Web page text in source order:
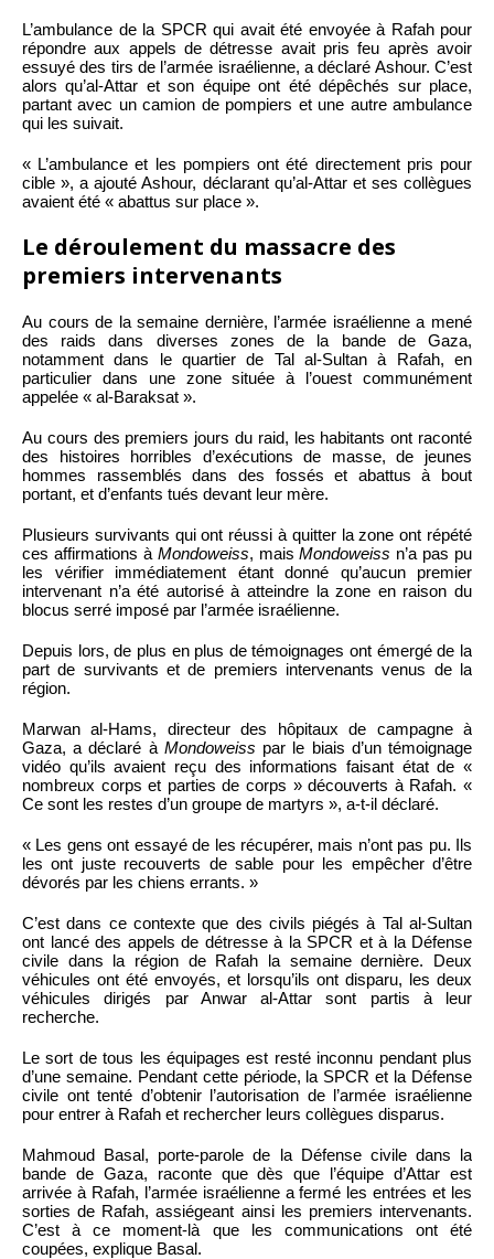
L’ambulance de la SPCR qui avait été envoyée à Rafah pour
répondre aux appels de détresse avait pris feu après avoir
essuyé des tirs de l’armée israélienne, a déclaré Ashour. C’est
alors qu’al-Attar et son équipe ont été dépêchés sur place,
partant avec un camion de pompiers et une autre ambulance
qui les suivait.
« L’ambulance et les pompiers ont été directement pris pour
cible », a ajouté Ashour, déclarant qu’al-Attar et ses collègues
avaient été « abattus sur place ».
Le déroulement du massacre des
premiers intervenants
Au cours de la semaine dernière, l’armée israélienne a mené
des raids dans diverses zones de la bande de Gaza,
notamment dans le quartier de Tal al-Sultan à Rafah, en
particulier dans une zone située à l’ouest communément
appelée « al-Baraksat ».
Au cours des premiers jours du raid, les habitants ont raconté
des histoires horribles d’exécutions de masse, de jeunes
hommes rassemblés dans des fossés et abattus à bout
portant, et d’enfants tués devant leur mère.
Plusieurs survivants qui ont réussi à quitter la zone ont répété
ces affirmations à Mondoweiss, maisMondoweiss n’a pas pu
les vérifier immédiatement étant donné qu’aucun premier
intervenant n’a été autorisé à atteindre la zone en raison du
blocus serré imposé par l’armée israélienne.
Depuis lors, de plus en plus de témoignages ont émergé de la
part de survivants et de premiers intervenants venus de la
région.
Marwan al-Hams, directeur des hôpitaux de campagne à
Gaza, a déclaré à Mondoweiss par le biais d’un témoignage
vidéo qu’ils avaient reçu des informations faisant état de «
nombreux corps et parties de corps » découverts à Rafah. «
Ce sont les restes d’un groupe de martyrs », a-t-il déclaré.
« Les gens ont essayé de les récupérer, mais n’ont pas pu. Ils
les ont juste recouverts de sable pour les empêcher d’être
dévorés par les chiens errants. »
C’est dans ce contexte que des civils piégés à Tal al-Sultan
ont lancé des appels de détresse à la SPCR et à la Défense
civile dans la région de Rafah la semaine dernière. Deux
véhicules ont été envoyés, et lorsqu’ils ont disparu, les deux
véhicules dirigés par Anwar al-Attar sont partis à leur
recherche.
Le sort de tous les équipages est resté inconnu pendant plus
d’une semaine. Pendant cette période, la SPCR et la Défense
civile ont tenté d’obtenir l’autorisation de l’armée israélienne
pour entrer à Rafah et rechercher leurs collègues disparus.
Mahmoud Basal, porte-parole de la Défense civile dans la
bande de Gaza, raconte que dès que l’équipe d’Attar est
arrivée à Rafah, l’armée israélienne a fermé les entrées et les
sorties de Rafah, assiégeant ainsi les premiers intervenants.
C’est à ce moment-là que les communications ont été
coupées, explique Basal.